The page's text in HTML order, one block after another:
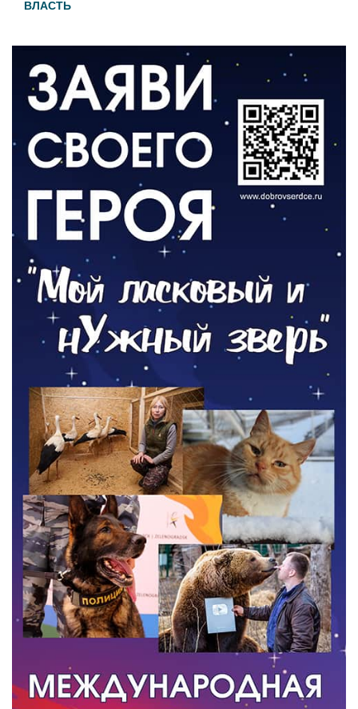
ВЛАСТЬ
ОБЩЕСТВО
Новый настил на экотропе
05.08.2026
Помощь бойцам
05.08.2026